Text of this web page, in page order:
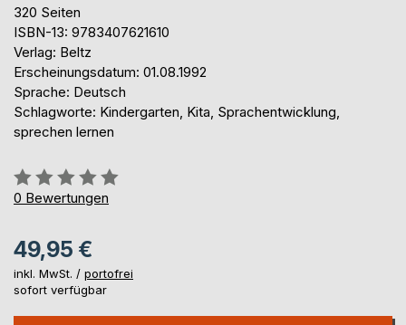
320 Seiten
ISBN-13: 9783407621610
Verlag: Beltz
Erscheinungsdatum: 01.08.1992
Sprache: Deutsch
Schlagworte: Kindergarten, Kita, Sprachentwicklung,
sprechen lernen
Bewertung::
0%
0 Bewertungen
49,95 €
inkl. MwSt. / portofrei
sofort verfügbar